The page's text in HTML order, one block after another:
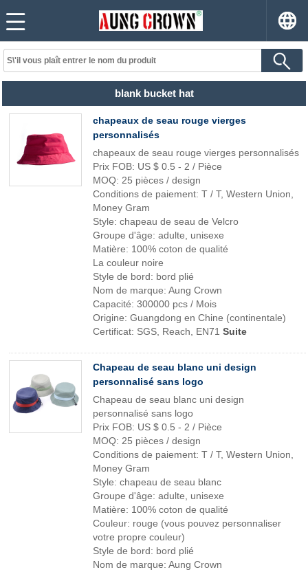
blank bucket hat
chapeaux de seau rouge vierges
personnalisés
chapeaux de seau rouge vierges personnalisés
Prix ​​FOB: US $ 0.5 - 2 / Pièce
MOQ: 25 pièces / design
Conditions de paiement: T / T, Western Union,
Money Gram
Style: chapeau de seau de Velcro
Groupe d'âge: adulte, unisexe
Matière: 100% coton de qualité
La couleur noire
Style de bord: bord plié
Nom de marque: Aung Crown
Capacité: 300000 pcs / Mois
Origine: Guangdong en Chine (continentale)
Certificat: SGS, Reach, EN71 Suite
Chapeau de seau blanc uni design
personnalisé sans logo
Chapeau de seau blanc uni design
personnalisé sans logo
Prix ​​FOB: US $ 0.5 - 2 / Pièce
MOQ: 25 pièces / design
Conditions de paiement: T / T, Western Union,
Money Gram
Style: chapeau de seau blanc
Groupe d'âge: adulte, unisexe
Matière: 100% coton de qualité
Couleur: rouge (vous pouvez personnaliser
votre propre couleur)
Style de bord: bord plié
Nom de marque: Aung Crown